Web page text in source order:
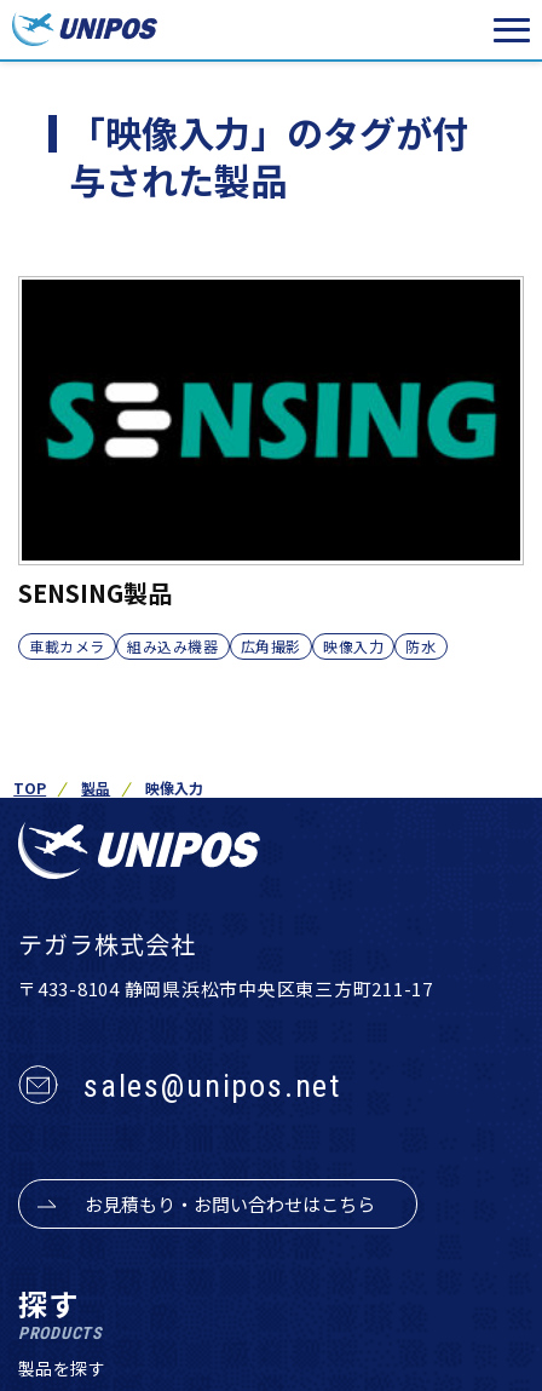
「映像入力」のタグが付
与された製品
SENSING製品
車載カメラ 組み込み機器 広角撮影 映像入力 防水
TOP 製品 映像入力
テガラ株式会社
〒433-8104 静岡県浜松市中央区東三方町211-17
sales@unipos.net
お見積もり・お問い合わせはこちら
探す
PRODUCTS
製品を探す